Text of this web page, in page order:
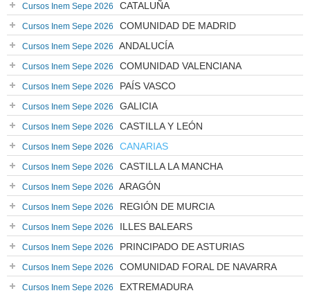
Cursos Inem Sepe 2026 CATALUÑA
Cursos Inem Sepe 2026 COMUNIDAD DE MADRID
Cursos Inem Sepe 2026 ANDALUCÍA
Cursos Inem Sepe 2026 COMUNIDAD VALENCIANA
Cursos Inem Sepe 2026 PAÍS VASCO
Cursos Inem Sepe 2026 GALICIA
Cursos Inem Sepe 2026 CASTILLA Y LEÓN
Cursos Inem Sepe 2026 CANARIAS
Cursos Inem Sepe 2026 CASTILLA LA MANCHA
Cursos Inem Sepe 2026 ARAGÓN
Cursos Inem Sepe 2026 REGIÓN DE MURCIA
Cursos Inem Sepe 2026 ILLES BALEARS
Cursos Inem Sepe 2026 PRINCIPADO DE ASTURIAS
Cursos Inem Sepe 2026 COMUNIDAD FORAL DE NAVARRA
Cursos Inem Sepe 2026 EXTREMADURA